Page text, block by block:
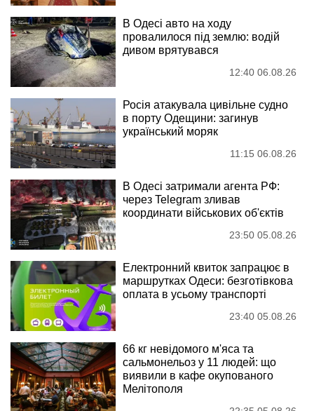
В Одесі авто на ходу
провалилося під землю: водій
дивом врятувався
12:40 06.08.26
Росія атакувала цивільне судно
в порту Одещини: загинув
український моряк
11:15 06.08.26
В Одесі затримали агента РФ:
через Telegram зливав
координати військових об'єктів
23:50 05.08.26
Електронний квиток запрацює в
маршрутках Одеси: безготівкова
оплата в усьому транспорті
23:40 05.08.26
66 кг невідомого м'яса та
сальмонельоз у 11 людей: що
виявили в кафе окупованого
Мелітополя